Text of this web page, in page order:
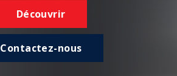
Découvrir
Contactez-nous